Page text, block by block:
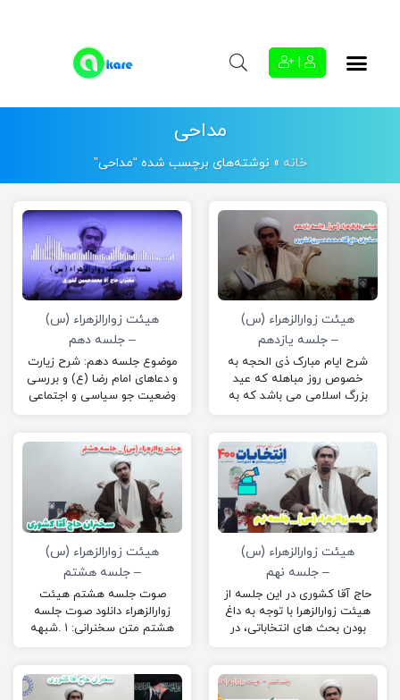
مداحی
خانه » نوشته‌های برچسب شده “مداحی”
هیئت زوارالزهراء (س)
– جلسه یازدهم
شرح ایام مبارک ذی الحجه به
خصوص روز مباهله که عید
بزرگ اسلامی می باشد که به
رُکنی در بزرگداشت آن روز
تاریخی برای ما مسلمانان است.
هیئت زوارالزهراء (س)
– جلسه دهم
موضوع جلسه دهم: شرح زیارت
و دعاهای امام رضا (ع) و بررسی
وضعیت جو سیاسی و اجتماعی
هیئت زوارالزهراء (س)
– جلسه نهم
حاج آقا کشوری در این جلسه از
هیئت زوارالزهرا با توجه به داغ
بودن بحث های انتخاباتی، در
هیئت زوارالزهراء (س)
– جلسه هشتم
صوت جلسه هشتم هیئت
زوارالزهراء دانلود صوت جلسه
هشتم متن سخنرانی: ۱ .شبهه
ماه…